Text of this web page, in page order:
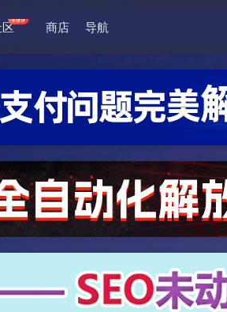
+99 商店 导航